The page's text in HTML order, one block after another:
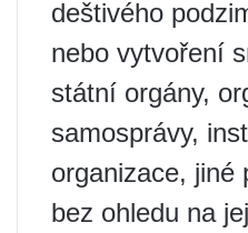
deštivého
nebo vytvoření
státní orgány,
samosprávy,
organizace, jiné
bez ohledu na